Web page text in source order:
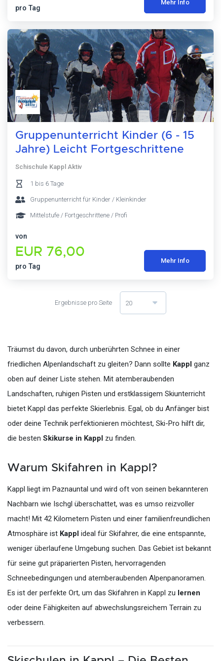
pro Tag
Mehr Info
Gruppenunterricht Kinder (6 - 15
Jahre) Leicht Fortgeschrittene
Schischule Kappl Aktiv
1 bis 6 Tage
Gruppenunterricht für Kinder / Kleinkinder
Mittelstufe / Fortgeschrittene / Profi
von
EUR 76,00
pro Tag
Mehr Info
Ergebnisse pro Seite 20
Träumst du davon, durch unberührten Schnee in einer
friedlichen Alpenlandschaft zu gleiten? Dann sollte Kappl ganz
oben auf deiner Liste stehen. Mit atemberaubenden
Landschaften, ruhigen Pisten und erstklassigem Skiunterricht
bietet Kappl das perfekte Skierlebnis. Egal, ob du Anfänger bist
oder deine Technik perfektionieren möchtest, Ski-Pro hilft dir,
die besten Skikurse in Kappl zu finden.
Warum Skifahren in Kappl?
Kappl liegt im Paznauntal und wird oft von seinen bekannteren
Nachbarn wie Ischgl überschattet, was es umso reizvoller
macht! Mit 42 Kilometern Pisten und einer familienfreundlichen
Atmosphäre ist Kappl ideal für Skifahrer, die eine entspannte,
weniger überlaufene Umgebung suchen. Das Gebiet ist bekannt
für seine gut präparierten Pisten, hervorragenden
Schneebedingungen und atemberaubenden Alpenpanoramen.
Es ist der perfekte Ort, um das Skifahren in Kappl zu lernen
oder deine Fähigkeiten auf abwechslungsreichem Terrain zu
verbessern.